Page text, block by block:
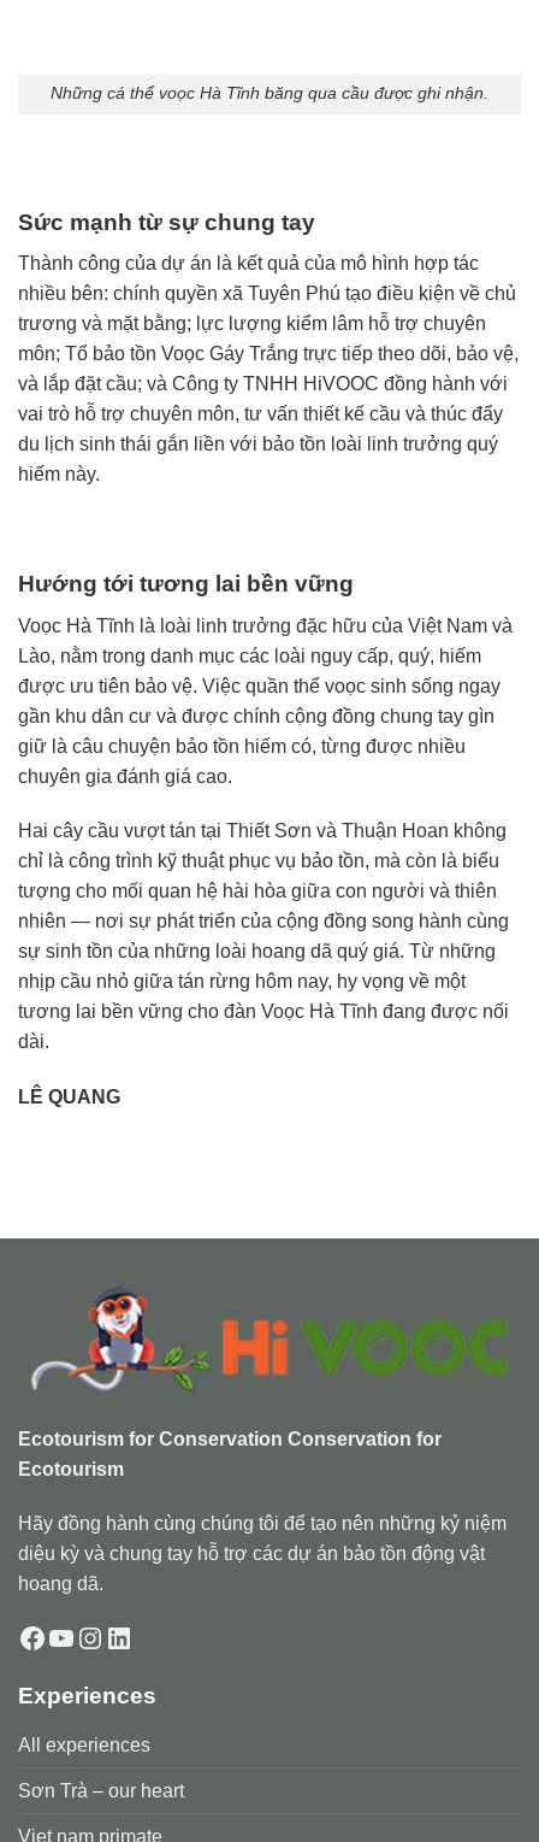
Những cá thể voọc Hà Tĩnh băng qua cầu được ghi nhận.
Sức mạnh từ sự chung tay
Thành công của dự án là kết quả của mô hình hợp tác
nhiều bên: chính quyền xã Tuyên Phú tạo điều kiện về chủ
trương và mặt bằng; lực lượng kiểm lâm hỗ trợ chuyên
môn; Tổ bảo tồn Voọc Gáy Trắng trực tiếp theo dõi, bảo vệ,
và lắp đặt cầu; và Công ty TNHH HiVOOC đồng hành với
vai trò hỗ trợ chuyên môn, tư vấn thiết kế cầu và thúc đẩy
du lịch sinh thái gắn liền với bảo tồn loài linh trưởng quý
hiếm này.
Hướng tới tương lai bền vững
Voọc Hà Tĩnh là loài linh trưởng đặc hữu của Việt Nam và
Lào, nằm trong danh mục các loài nguy cấp, quý, hiếm
được ưu tiên bảo vệ. Việc quần thể voọc sinh sống ngay
gần khu dân cư và được chính cộng đồng chung tay gìn
giữ là câu chuyện bảo tồn hiếm có, từng được nhiều
chuyên gia đánh giá cao.
Hai cây cầu vượt tán tại Thiết Sơn và Thuận Hoan không
chỉ là công trình kỹ thuật phục vụ bảo tồn, mà còn là biểu
tượng cho mối quan hệ hài hòa giữa con người và thiên
nhiên — nơi sự phát triển của cộng đồng song hành cùng
sự sinh tồn của những loài hoang dã quý giá. Từ những
nhịp cầu nhỏ giữa tán rừng hôm nay, hy vọng về một
tương lai bền vững cho đàn Voọc Hà Tĩnh đang được nối
dài.
LÊ QUANG
Ecotourism for Conservation Conservation for
Ecotourism
Hãy đồng hành cùng chúng tôi để tạo nên những kỷ niệm
diệu kỳ và chung tay hỗ trợ các dự án bảo tồn động vật
hoang dã.
Facebook
YouTube
Instagram
LinkedIn
Experiences
All experiences
Sơn Trà – our heart
Viẹt nam primate